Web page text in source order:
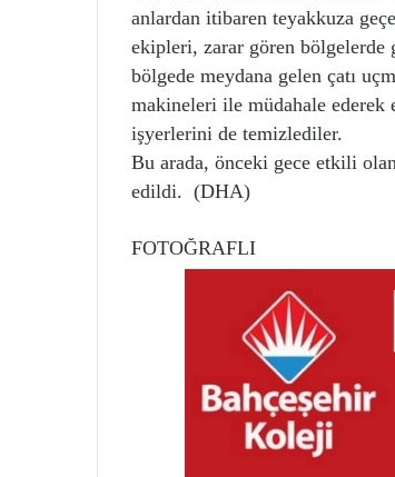
anlardan itibaren teyakkuza
ekipleri, zarar gören
bölgede meydana gelen çatı
makineleri ile müdahale ederek
işyerlerini de temizlediler.
Bu arada, önceki gece etkili
edildi. (DHA)
FOTOĞRAFLI